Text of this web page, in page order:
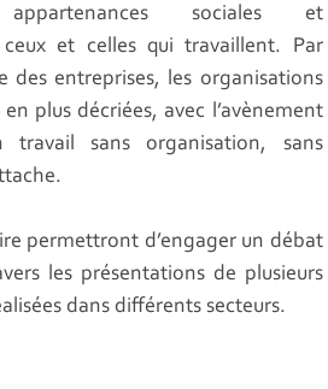
sociales et
et celles qui travaillent. Par
des entreprises, les organisations
plus décriées, avec l’avènement
travail sans organisation, sans
permettront d’engager un débat
les présentations de plusieurs
dans différents secteurs.